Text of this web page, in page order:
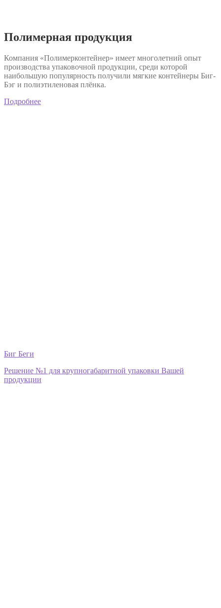
Полимерная продукция
Компания «Полимерконтейнер» имеет многолетний опыт
производства упаковочной продукции, среди которой
наибольшую популярность получили мягкие контейнеры Биг-
Бэг и полиэтиленовая плёнка.
Подробнее
Биг Беги
Решение №1 для крупногабаритной упаковки Вашей
продукции